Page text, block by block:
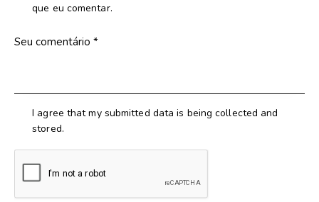
que eu comentar.
I agree that my submitted data is being collected and
stored.